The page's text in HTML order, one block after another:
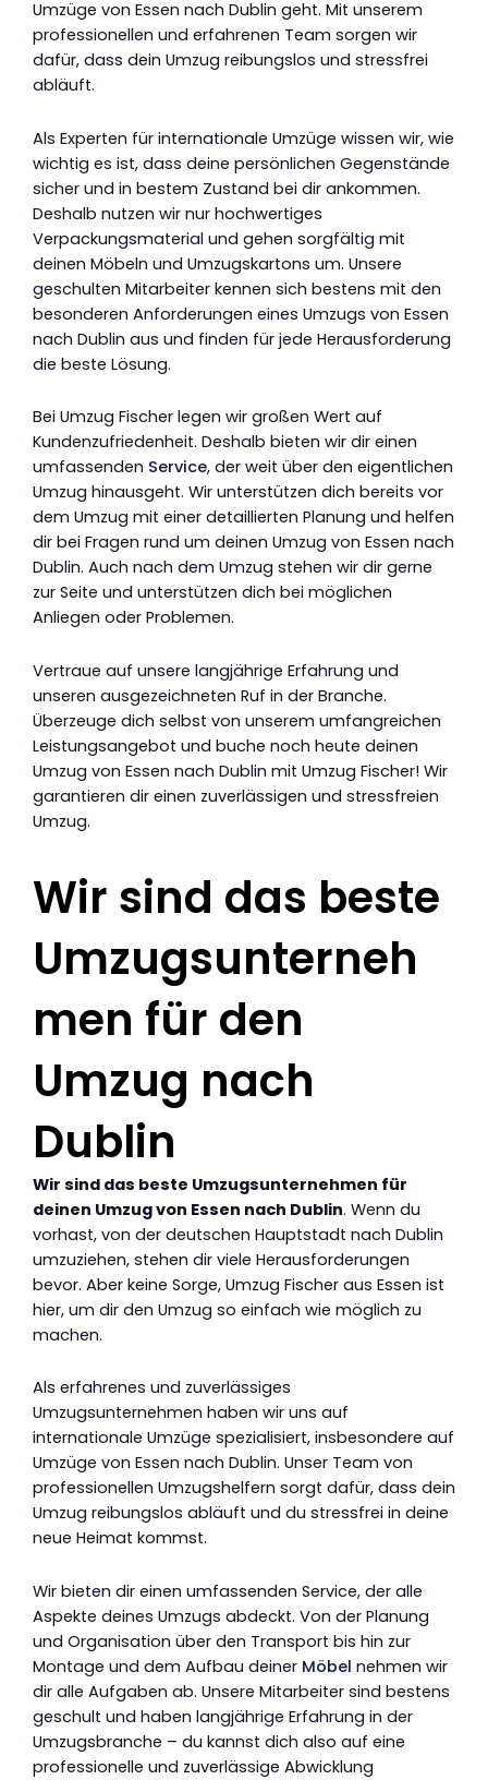
Umzüge von Essen nach Dublin geht. Mit unserem
professionellen und erfahrenen Team sorgen wir
dafür, dass dein Umzug reibungslos und stressfrei
abläuft.
Als Experten für internationale Umzüge wissen wir, wie
wichtig es ist, dass deine persönlichen Gegenstände
sicher und in bestem Zustand bei dir ankommen.
Deshalb nutzen wir nur hochwertiges
Verpackungsmaterial und gehen sorgfältig mit
deinen Möbeln und Umzugskartons um. Unsere
geschulten Mitarbeiter kennen sich bestens mit den
besonderen Anforderungen eines Umzugs von Essen
nach Dublin aus und finden für jede Herausforderung
die beste Lösung.
Bei Umzug Fischer legen wir großen Wert auf
Kundenzufriedenheit. Deshalb bieten wir dir einen
umfassenden Service, der weit über den eigentlichen
Umzug hinausgeht. Wir unterstützen dich bereits vor
dem Umzug mit einer detaillierten Planung und helfen
dir bei Fragen rund um deinen Umzug von Essen nach
Dublin. Auch nach dem Umzug stehen wir dir gerne
zur Seite und unterstützen dich bei möglichen
Anliegen oder Problemen.
Vertraue auf unsere langjährige Erfahrung und
unseren ausgezeichneten Ruf in der Branche.
Überzeuge dich selbst von unserem umfangreichen
Leistungsangebot und buche noch heute deinen
Umzug von Essen nach Dublin mit Umzug Fischer! Wir
garantieren dir einen zuverlässigen und stressfreien
Umzug.
Wir sind das beste
Umzugsunterneh
men für den
Umzug nach
Dublin
Wir sind das beste Umzugsunternehmen für
deinen Umzug von Essen nach Dublin. Wenn du
vorhast, von der deutschen Hauptstadt nach Dublin
umzuziehen, stehen dir viele Herausforderungen
bevor. Aber keine Sorge, Umzug Fischer aus Essen ist
hier, um dir den Umzug so einfach wie möglich zu
machen.
Als erfahrenes und zuverlässiges
Umzugsunternehmen haben wir uns auf
internationale Umzüge spezialisiert, insbesondere auf
Umzüge von Essen nach Dublin. Unser Team von
professionellen Umzugshelfern sorgt dafür, dass dein
Umzug reibungslos abläuft und du stressfrei in deine
neue Heimat kommst.
Wir bieten dir einen umfassenden Service, der alle
Aspekte deines Umzugs abdeckt. Von der Planung
und Organisation über den Transport bis hin zur
Montage und dem Aufbau deiner Möbel nehmen wir
dir alle Aufgaben ab. Unsere Mitarbeiter sind bestens
geschult und haben langjährige Erfahrung in der
Umzugsbranche – du kannst dich also auf eine
professionelle und zuverlässige Abwicklung